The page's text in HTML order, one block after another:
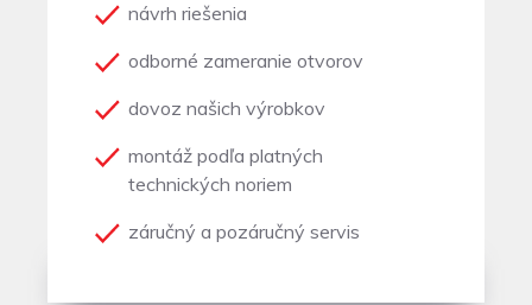
návrh riešenia
odborné zameranie otvorov
dovoz našich výrobkov
montáž podľa platných
technických noriem
záručný a pozáručný servis